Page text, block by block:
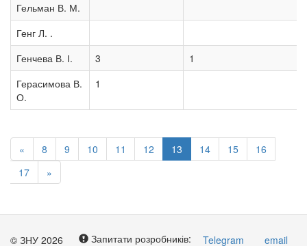
Гельман В. М.
Генг Л. .
Генчева В. І.
3
1
Герасимова В.
О.
1
« 8 9 10 11 12 13 14 15
16
17
»
© ЗНУ 2026 Запитати розробників: Telegram email